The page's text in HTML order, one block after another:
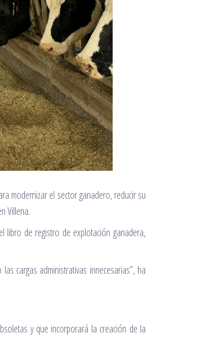
modernizar el sector ganadero, reducir su
Villena.
libro de registro de explotación ganadera,
cargas administrativas innecesarias”, ha
y que incorporará la creación de la